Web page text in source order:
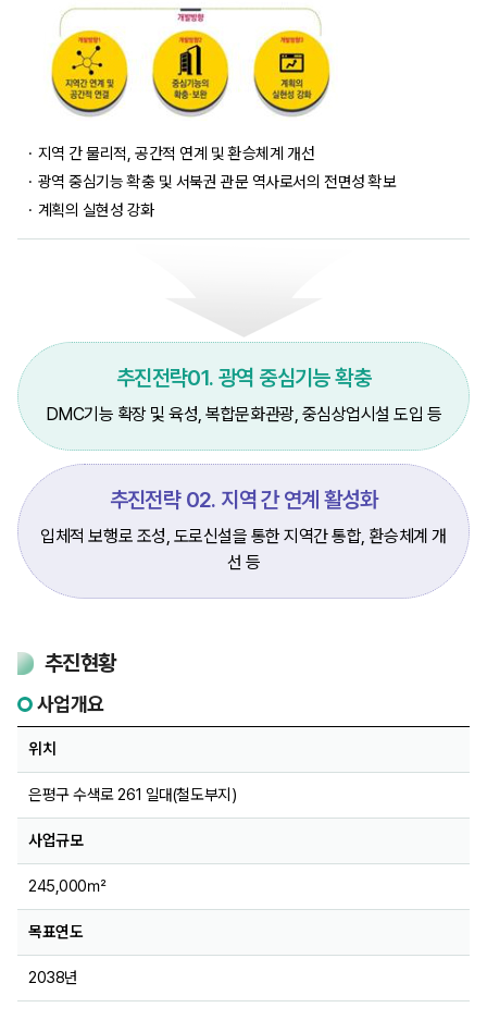
지역 간 물리적, 공간적 연계 및 환승체계 개선
광역 중심기능 확충 및 서북권 관문 역사로서의 전면성 확보
계획의 실현성 강화
추진전략01. 광역 중심기능 확충
DMC기능 확장 및 육성, 복합문화관광, 중심상업시설 도입 등
추진전략 02. 지역 간 연계 활성화
입체적 보행로 조성, 도로신설을 통한 지역간 통합, 환승체계 개
선 등
추진현황
사업개요
위치
은평구 수색로 261 일대(철도부지)
사업규모
245,000㎡
목표연도
2038년